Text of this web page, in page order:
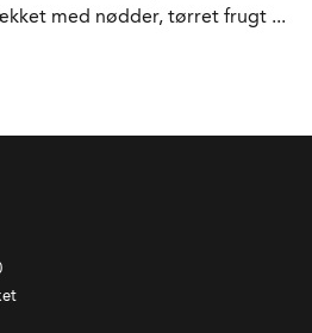
med nødder, tørret frugt ...